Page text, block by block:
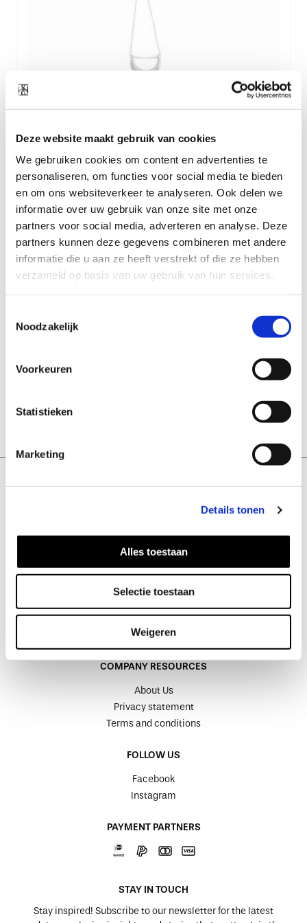
Deze website maakt gebruik van cookies
We gebruiken cookies om content en advertenties te
personaliseren, om functies voor social media te bieden
en om ons websiteverkeer te analyseren. Ook delen we
informatie over uw gebruik van onze site met onze
partners voor social media, adverteren en analyse. Deze
partners kunnen deze gegevens combineren met andere
informatie die u aan ze heeft verstrekt of die ze hebben
verzameld op basis van uw gebruik van hun services.
Noodzakelijk
Voorkeuren
Statistieken
Marketing
Details tonen
Alles toestaan
Selectie toestaan
Weigeren
Material
Stainless steel
Droplength
23cm adjustable to 26cm
Total chain length
47cm adjustable to 52cm
Pendant
half round shape 1 cm on thickest
point
pendant 2cm x 2,3cm with wave
In stock
Contact
Return Form
Image bank
COMPANY RESOURCES
About Us
Privacy statement
Terms and conditions
FOLLOW US
Facebook
Instagram
PAYMENT PARTNERS
STAY IN TOUCH
Stay inspired! Subscribe to our newsletter for the latest